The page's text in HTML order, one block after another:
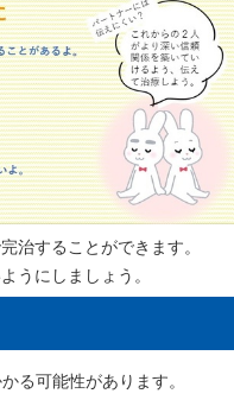
治することができます。
うにしましょう。
る可能性があります。